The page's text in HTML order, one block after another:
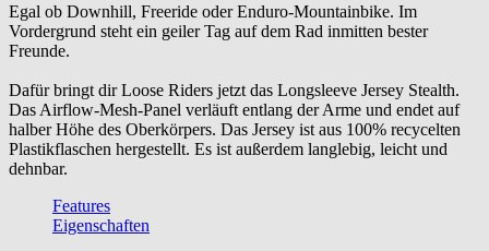
Egal ob Downhill, Freeride oder Enduro-Mountainbike. Im
Vordergrund steht ein geiler Tag auf dem Rad inmitten bester
Freunde.
Dafür bringt dir Loose Riders jetzt das Longsleeve Jersey Stealth.
Das Airflow-Mesh-Panel verläuft entlang der Arme und endet auf
halber Höhe des Oberkörpers. Das Jersey ist aus 100% recycelten
Plastikflaschen hergestellt. Es ist außerdem langlebig, leicht und
dehnbar.
Features
Eigenschaften